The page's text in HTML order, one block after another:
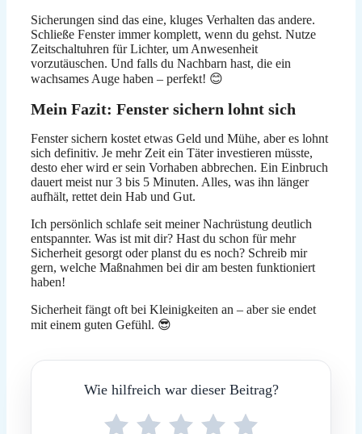
Sicherungen sind das eine, kluges Verhalten das andere.
Schließe Fenster immer komplett, wenn du gehst. Nutze
Zeitschaltuhren für Lichter, um Anwesenheit
vorzutäuschen. Und falls du Nachbarn hast, die ein
wachsames Auge haben – perfekt! 😊
Mein Fazit: Fenster sichern lohnt sich
Fenster sichern kostet etwas Geld und Mühe, aber es lohnt
sich definitiv. Je mehr Zeit ein Täter investieren müsste,
desto eher wird er sein Vorhaben abbrechen. Ein Einbruch
dauert meist nur 3 bis 5 Minuten. Alles, was ihn länger
aufhält, rettet dein Hab und Gut.
Ich persönlich schlafe seit meiner Nachrüstung deutlich
entspannter. Was ist mit dir? Hast du schon für mehr
Sicherheit gesorgt oder planst du es noch? Schreib mir
gern, welche Maßnahmen bei dir am besten funktioniert
haben!
Sicherheit fängt oft bei Kleinigkeiten an – aber sie endet
mit einem guten Gefühl. 😎
Wie hilfreich war dieser Beitrag?